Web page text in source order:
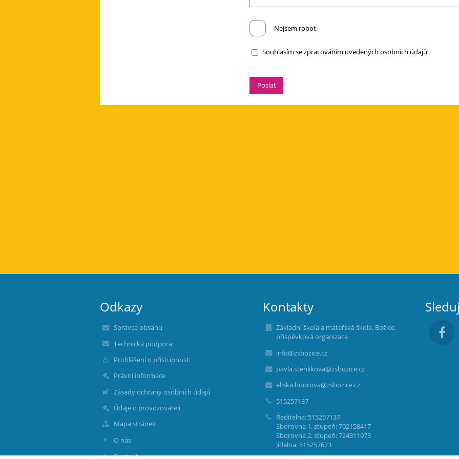
Nejsem robot
Souhlasím se zpracováním uvedených osobních údajů
Odkazy
Správce obsahu
Technická podpora
Prohlášení o přístupnosti
Právní informace
Zásady ochrany osobních údajů
Údaje o provozovateli
Mapa stránek
O nás
Kontakt
Kontakty
Základní škola a mateřská škola, Božice,
příspěvková organizace
info@zsbozice.cz
pavla.stehlikova@zsbozice.cz
eliska.boorova@zsbozice.cz
515257137
Ředitelna: 515257137
Sborovna 1. stupeň: 702158417
Sborovna 2. stupeň: 724311973
Jídelna: 515257623